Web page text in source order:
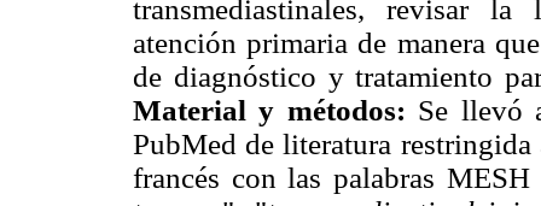
transmediastinales, revisar
atención primaria de manera
de diagnóstico y tratamiento
Material y métodos: Se llevó
PubMed de literatura
francés con las palabras